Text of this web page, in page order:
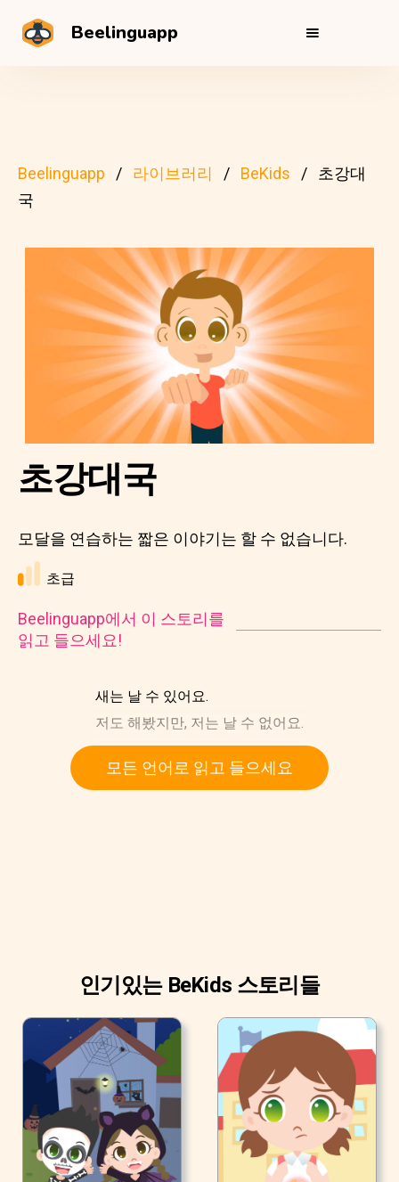
Beelinguapp
Beelinguapp 라이브러리 BeKids
초강대
국
초강대국
모달을 연습하는 짧은 이야기는 할 수 없습니다.
초급
Beelinguapp에서 이 스토리를
읽고 들으세요!
새는 날 수 있어요.
저도 해봤지만, 저는 날 수 없어요.
모든 언어로 읽고 들으세요
인기있는 BeKids 스토리들